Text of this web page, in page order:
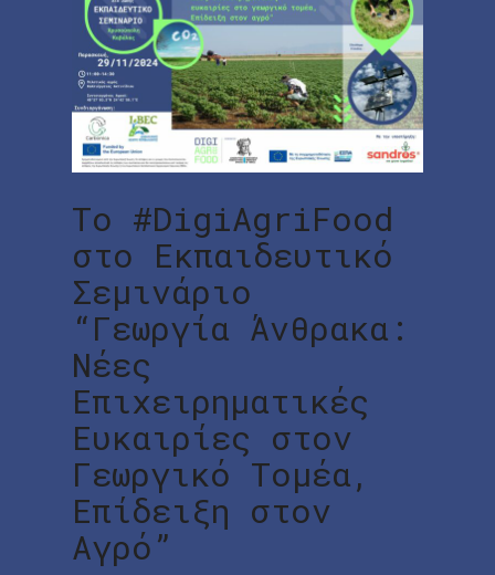
Το #DigiAgriFood
στo Εκπαιδευτικό
Σεμινάριο
“Γεωργία Άνθρακα:
Νέες
Επιχειρηματικές
Ευκαιρίες στον
Γεωργικό Τομέα,
Επίδειξη στον
Αγρό”